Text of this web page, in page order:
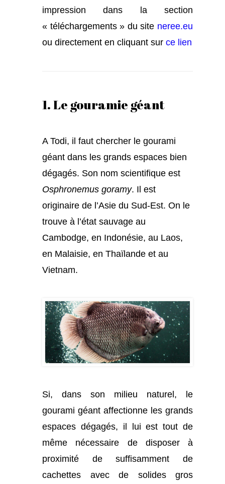
impression dans la section
« téléchargements » du site neree.eu
ou directement en cliquant sur ce lien
1. Le gouramie géant
A Todi, il faut chercher le gourami
géant dans les grands espaces bien
dégagés. Son nom scientifique est
Osphronemus goramy. Il est
originaire de l’Asie du Sud-Est. On le
trouve à l’état sauvage au
Cambodge, en Indonésie, au Laos,
en Malaisie, en Thaïlande et au
Vietnam.
Si, dans son milieu naturel, le
gourami géant affectionne les grands
espaces dégagés, il lui est tout de
même nécessaire de disposer à
proximité de suffisamment de
cachettes avec de solides gros